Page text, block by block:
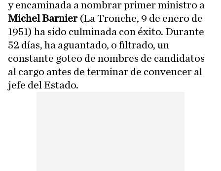
y encaminada a nombrar primer ministro a
Michel Barnier(La Tronche, 9 de enero de
1951) ha sido culminada con éxito. Durante
52 días, ha aguantado, o filtrado, un
constante goteo de nombres de candidatos
al cargo antes de terminar de convencer al
jefe del Estado.